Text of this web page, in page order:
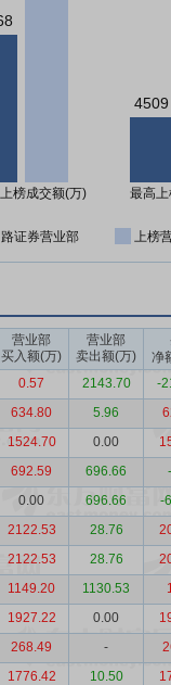
榜成交额(万)
4509
最高
证券营业部 上榜
营业部
买入额(万)
营业部
卖出额(万)
净
0.57 2143.70
-
634.80 5.96
1524.70 0.00
692.59 696.66
0.00 696.66
-
2122.53 28.76
2122.53 28.76
1149.20 1130.53
1927.22 0.00
268.49 -
1776.42 10.50